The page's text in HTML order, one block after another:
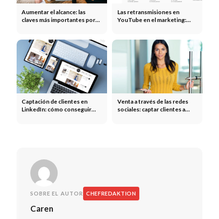
Aumentar el alcance: las
claves más importantes por
Las retransmisiones en
YouTube en el marketing:
creación de comunidades
Captación de clientes en
LinkedIn: cómo conseguir
Venta a través de las redes
sociales: captar clientes a
SOBRE EL AUTOR CHEFREDAKTION
Caren